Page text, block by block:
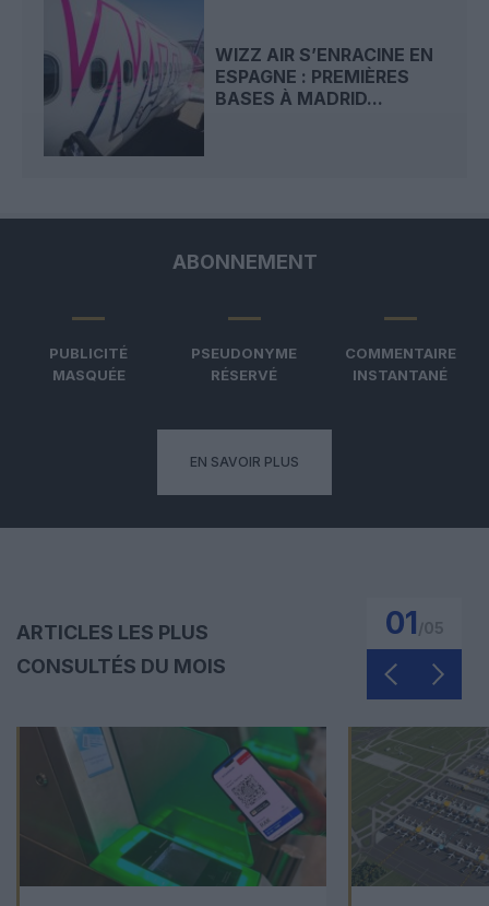
WIZZ AIR S’ENRACINE EN
ESPAGNE : PREMIÈRES
BASES À MADRID...
ABONNEMENT
PUBLICITÉ
MASQUÉE
PSEUDONYME
RÉSERVÉ
COMMENTAIRE
INSTANTANÉ
EN SAVOIR PLUS
ARTICLES LES PLUS
CONSULTÉS DU MOIS
01